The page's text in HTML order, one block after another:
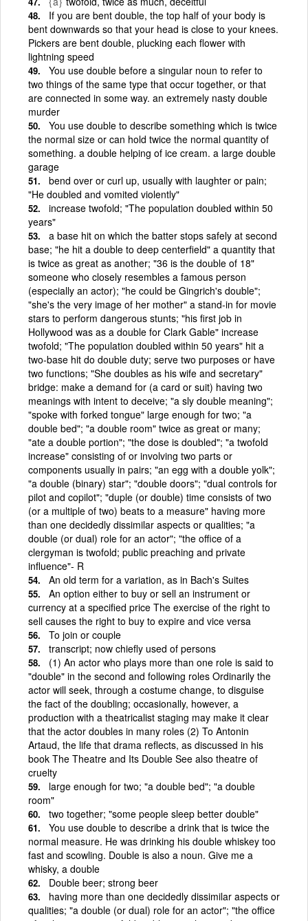
If you are bent double, the top half of your body is
bent downwards so that your head is close to your knees.
Pickers are bent double, plucking each flower with
lightning speed
You use double before a singular noun to refer to
two things of the same type that occur together, or that
are connected in some way. an extremely nasty double
murder
You use double to describe something which is twice
the normal size or can hold twice the normal quantity of
something. a double helping of ice cream. a large double
garage
bend over or curl up, usually with laughter or pain;
"He doubled and vomited violently"
increase twofold; "The population doubled within 50
years"
a base hit on which the batter stops safely at second
base; "he hit a double to deep centerfield" a quantity that
is twice as great as another; "36 is the double of 18"
someone who closely resembles a famous person
(especially an actor); "he could be Gingrich's double";
"she's the very image of her mother" a stand-in for movie
stars to perform dangerous stunts; "his first job in
Hollywood was as a double for Clark Gable" increase
twofold; "The population doubled within 50 years" hit a
two-base hit do double duty; serve two purposes or have
two functions; "She doubles as his wife and secretary"
bridge: make a demand for (a card or suit) having two
meanings with intent to deceive; "a sly double meaning";
"spoke with forked tongue" large enough for two; "a
double bed"; "a double room" twice as great or many;
"ate a double portion"; "the dose is doubled"; "a twofold
increase" consisting of or involving two parts or
components usually in pairs; "an egg with a double yolk";
"a double (binary) star"; "double doors"; "dual controls for
pilot and copilot"; "duple (or double) time consists of two
(or a multiple of two) beats to a measure" having more
than one decidedly dissimilar aspects or qualities; "a
double (or dual) role for an actor"; "the office of a
clergyman is twofold; public preaching and private
influence"- R
An old term for a variation, as in Bach's Suites
An option either to buy or sell an instrument or
currency at a specified price The exercise of the right to
sell causes the right to buy to expire and vice versa
To join or couple
transcript; now chiefly used of persons
(1) An actor who plays more than one role is said to
"double" in the second and following roles Ordinarily the
actor will seek, through a costume change, to disguise
the fact of the doubling; occasionally, however, a
production with a theatricalist staging may make it clear
that the actor doubles in many roles (2) To Antonin
Artaud, the life that drama reflects, as discussed in his
book The Theatre and Its Double See also theatre of
cruelty
large enough for two; "a double bed"; "a double
room"
two together; "some people sleep better double"
You use double to describe a drink that is twice the
normal measure. He was drinking his double whiskey too
fast and scowling. Double is also a noun. Give me a
whisky, a double
Double beer; strong beer
having more than one decidedly dissimilar aspects or
qualities; "a double (or dual) role for an actor"; "the office